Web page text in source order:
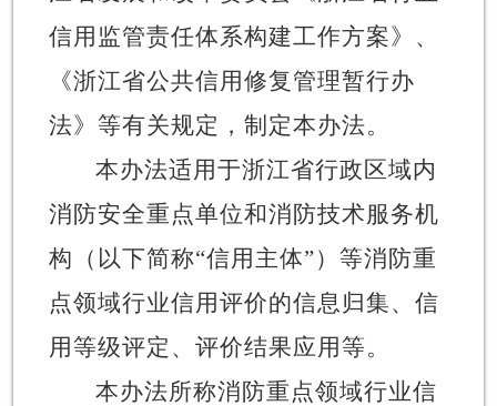
信用监管责任体系构建工作方案》、
《浙江省公共信用修复管理暂行办
法》等有关规定，制定本办法。
本办法适用于浙江省行政区域内
消防安全重点单位和消防技术服务机
构（以下简称“信用主体”）等消防重
点领域行业信用评价的信息归集、信
用等级评定、评价结果应用等。
本办法所称消防重点领域行业信